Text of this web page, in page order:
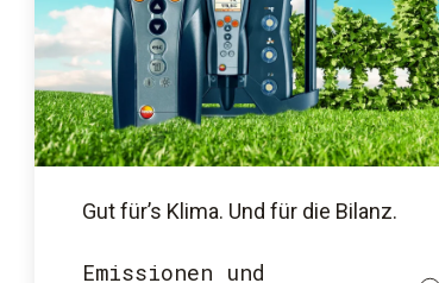
Gut für’s Klima. Und für die Bilanz.
Emissionen und